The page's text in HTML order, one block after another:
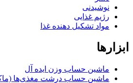
نوشیدنی
رژیم غذایی
مواد تشکیل دهنده غذا
ابزارها
ماشین حساب وزن ایده آل
ماشین حساب درشت مغذی‌ها